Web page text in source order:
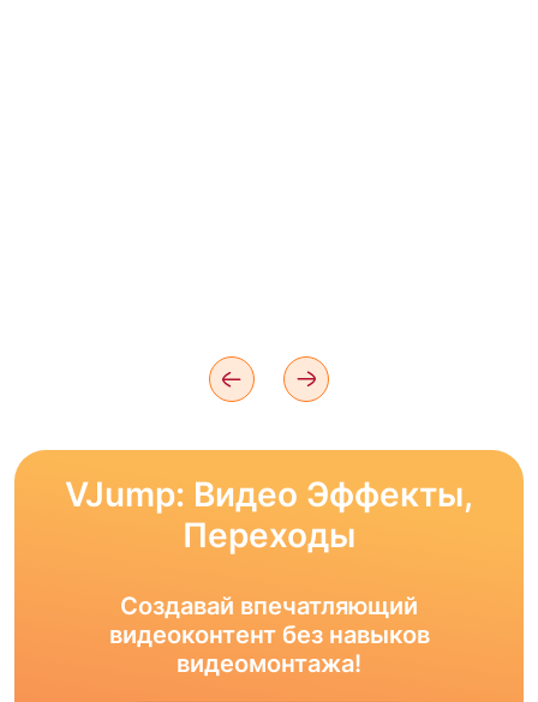
VJump: Видео Эффекты,
Переходы
Создавай впечатляющий
видеоконтент без навыков
видеомонтажа!